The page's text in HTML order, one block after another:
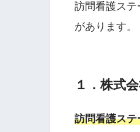
訪問看護ス
があります。
１．株式
訪問看護ス